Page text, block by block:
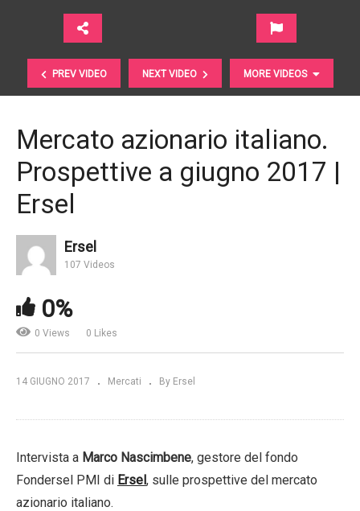
PREV VIDEO NEXT VIDEO MORE VIDEOS
Mercato azionario italiano.
Prospettive a giugno 2017 |
Ersel
Ersel
107 Videos
0%
0 Views 0 Likes
14 GIUGNO 2017 Mercati By Ersel
Intervista a Marco Nascimbene, gestore del fondo
Fondersel PMI di Ersel, sulle prospettive del mercato
azionario italiano.